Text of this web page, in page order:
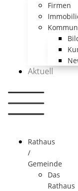
Firmen
Aktuell
Rathaus
/
Gemeinde
Das
Rathaus